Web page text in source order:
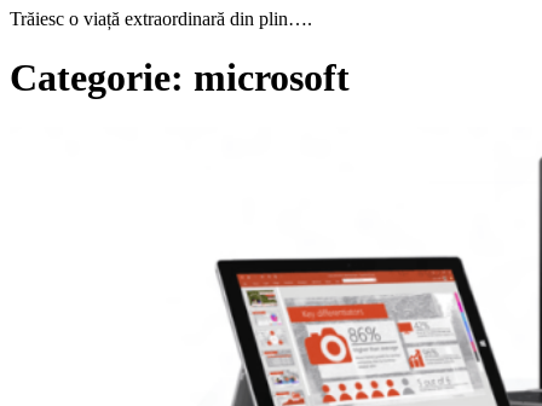
Trăiesc o viață extraordinară din plin….
Categorie: microsoft